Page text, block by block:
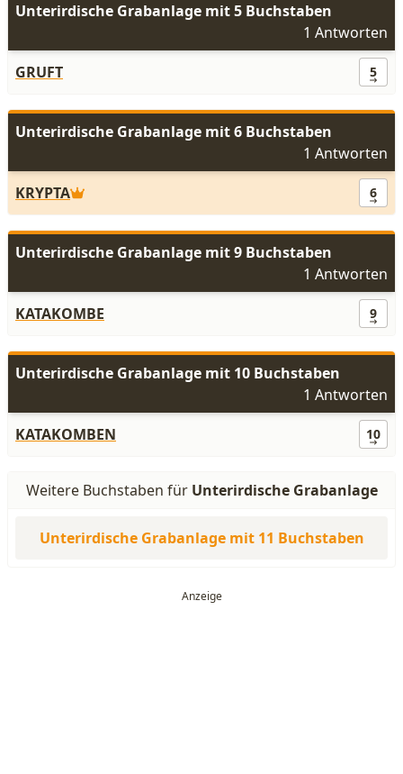
Unterirdische Grabanlage mit 5 Buchstaben
1 Antworten
GRUFT
5
Unterirdische Grabanlage mit 6 Buchstaben
1 Antworten
KRYPTA
6
Unterirdische Grabanlage mit 9 Buchstaben
1 Antworten
KATAKOMBE
9
Unterirdische Grabanlage mit 10 Buchstaben
1 Antworten
KATAKOMBEN
10
Weitere Buchstaben für Unterirdische Grabanlage
Unterirdische Grabanlage mit 11 Buchstaben